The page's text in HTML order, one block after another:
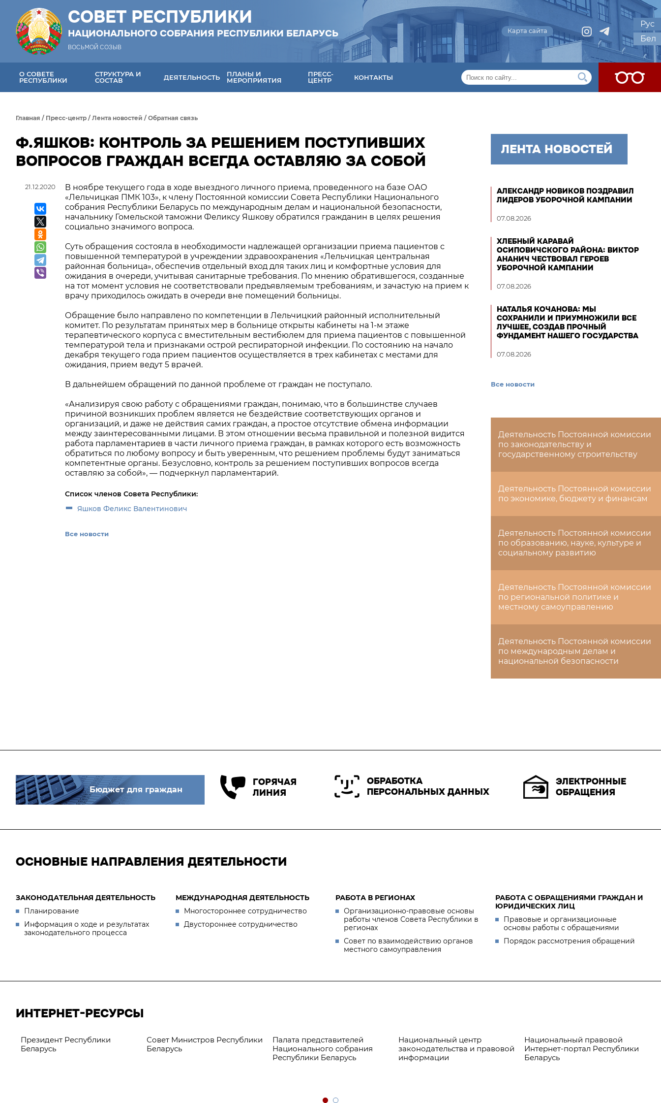
СОВЕТ РЕСПУБЛИКИ
НАЦИОНАЛЬНОГО СОБРАНИЯ РЕСПУБЛИКИ БЕЛАРУСЬ
ВОСЬМОЙ СОЗЫВ
Карта сайта
Рус
Бел
О СОВЕТЕ
РЕСПУБЛИКИ
СТРУКТУРА И
СОСТАВ
ДЕЯТЕЛЬНОСТЬ
ПЛАНЫ И
МЕРОПРИЯТИЯ
ПРЕСС-
ЦЕНТР
КОНТАКТЫ
Главная / Пресс-центр / Лента новостей / Обратная связь
Ф.ЯШКОВ: КОНТРОЛЬ ЗА РЕШЕНИЕМ ПОСТУПИВШИХ
ВОПРОСОВ ГРАЖДАН ВСЕГДА ОСТАВЛЯЮ ЗА СОБОЙ
21.12.2020
В ноябре текущего года в ходе выездного личного приема, проведенного на базе ОАО
«Лельчицкая ПМК 103», к члену Постоянной комиссии Cовета Республики Национального
собрания Республики Беларусь по международным делам и национальной безопасности,
начальнику Гомельской таможни Феликсу Яшкову обратился гражданин в целях решения
социально значимого вопроса.
Суть обращения состояла в необходимости надлежащей организации приема пациентов с
повышенной температурой в учреждении здравоохранения «Лельчицкая центральная
районная больница», обеспечив отдельный вход для таких лиц и комфортные условия для
ожидания в очереди, учитывая санитарные требования. По мнению обратившегося, созданные
на тот момент условия не соответствовали предъявляемым требованиям, и зачастую на прием к
врачу приходилось ожидать в очереди вне помещений больницы.
Обращение было направлено по компетенции в Лельчицкий районный исполнительный
комитет. По результатам принятых мер в больнице открыты кабинеты на 1-м этаже
терапевтического корпуса с вместительным вестибюлем для приема пациентов с повышенной
температурой тела и признаками острой респираторной инфекции. По состоянию на начало
декабря текущего года прием пациентов осуществляется в трех кабинетах с местами для
ожидания, прием ведут 5 врачей.
В дальнейшем обращений по данной проблеме от граждан не поступало.
«Анализируя свою работу с обращениями граждан, понимаю, что в большинстве случаев
причиной возникших проблем является не бездействие соответствующих органов и
организаций, и даже не действия самих граждан, а простое отсутствие обмена информации
между заинтересованными лицами. В этом отношении весьма правильной и полезной видится
работа парламентариев в части личного приема граждан, в рамках которого есть возможность
обратиться по любому вопросу и быть уверенным, что решением проблемы будут заниматься
компетентные органы. Безусловно, контроль за решением поступивших вопросов всегда
оставляю за собой», — подчеркнул парламентарий.
Список членов Совета Республики:
Яшков Феликс Валентинович
Все новости
ЛЕНТА НОВОСТЕЙ
АЛЕКСАНДР НОВИКОВ ПОЗДРАВИЛ
ЛИДЕРОВ УБОРОЧНОЙ КАМПАНИИ
07.08.2026
ХЛЕБНЫЙ КАРАВАЙ
ОСИПОВИЧСКОГО РАЙОНА: ВИКТОР
АНАНИЧ ЧЕСТВОВАЛ ГЕРОЕВ
УБОРОЧНОЙ КАМПАНИИ
07.08.2026
НАТАЛЬЯ КОЧАНОВА: МЫ
СОХРАНИЛИ И ПРИУМНОЖИЛИ ВСЕ
ЛУЧШЕЕ, СОЗДАВ ПРОЧНЫЙ
ФУНДАМЕНТ НАШЕГО ГОСУДАРСТВА
07.08.2026
Все новости
Деятельность Постоянной комиссии
по законодательству и
государственному строительству
Деятельность Постоянной комиссии
по экономике, бюджету и финансам
Деятельность Постоянной комиссии
по образованию, науке, культуре и
социальному развитию
Деятельность Постоянной комиссии
по региональной политике и
местному самоуправлению
Деятельность Постоянной комиссии
по международным делам и
национальной безопасности
Бюджет для граждан
ГОРЯЧАЯ
ЛИНИЯ
ОБРАБОТКА
ПЕРСОНАЛЬНЫХ ДАННЫХ
ЭЛЕКТРОННЫЕ
ОБРАЩЕНИЯ
ОСНОВНЫЕ НАПРАВЛЕНИЯ ДЕЯТЕЛЬНОСТИ
ЗАКОНОДАТЕЛЬНАЯ ДЕЯТЕЛЬНОСТЬ
Планирование
Информация о ходе и результатах
законодательного процесса
МЕЖДУНАРОДНАЯ ДЕЯТЕЛЬНОСТЬ
Многостороннее сотрудничество
Двустороннее сотрудничество
РАБОТА В РЕГИОНАХ
Организационно-правовые основы
работы членов Совета Республики в
регионах
Совет по взаимодействию органов
местного самоуправления
РАБОТА С ОБРАЩЕНИЯМИ ГРАЖДАН И
ЮРИДИЧЕСКИХ ЛИЦ
Правовые и организационные
основы работы с обращениями
Порядок рассмотрения обращений
ИНТЕРНЕТ-РЕСУРСЫ
Президент Республики
Беларусь
Совет Министров Республики
Беларусь
Палата представителей
Национального собрания
Республики Беларусь
Национальный центр
законодательства и правовой
информации
Национальный правовой
Интернет-портал Республики
Беларусь